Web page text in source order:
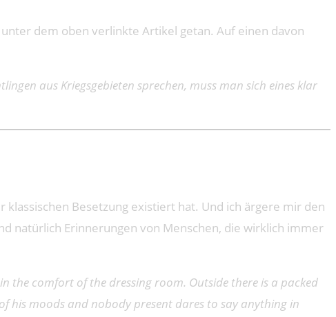
dem oben verlinkte Artikel getan. Auf einen davon
aus Kriegsgebieten sprechen, muss man sich eines klar
Besetzung existiert hat. Und ich ärgere mir den
natürlich Erinnerungen von Menschen, die wirklich immer
the comfort of the dressing room. Outside there is a packed
his moods and nobody present dares to say anything in